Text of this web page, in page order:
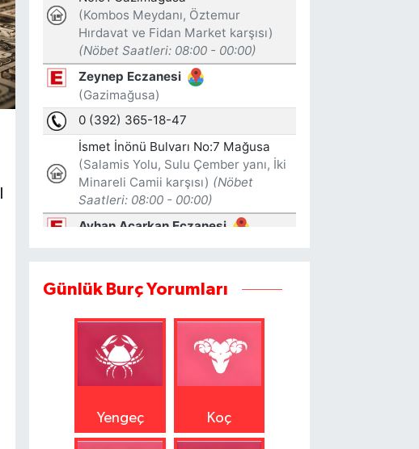
Günlük Burç Yorumları
Yengeç Koç